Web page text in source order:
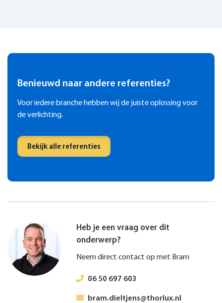
Benieuwd naar andere referenties?
Voor iedere branche hebben wij de juiste oplossing voor
de verlichting.
Bekijk alle referenties
Heb je een vraag over dit
onderwerp?
Neem direct contact op met Bram
06 50 697 603
bram.dieltjens@thorlux.nl